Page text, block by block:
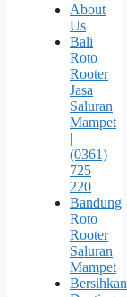
About
Us
Bali
Roto
Rooter
Jasa
Saluran
Mampet
|
(0361)
725
220
Bandung
Roto
Rooter
Saluran
Mampet
Bersihkan